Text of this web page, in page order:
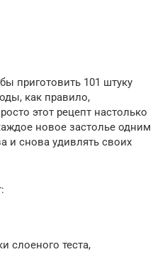
приготовить 101 штуку
как правило,
этот рецепт настолько
новое застолье одним
снова удивлять своих
слоеного теста,